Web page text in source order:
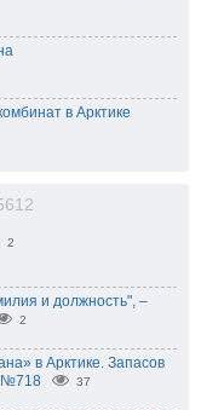
в Арктике
2
и должность", –
2
в Арктике. Запасов
№718
37